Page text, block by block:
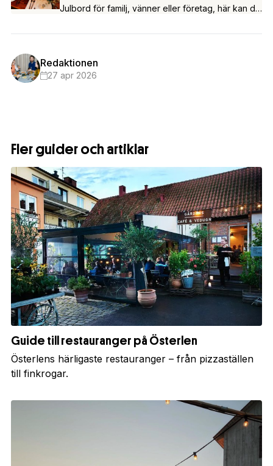
Julbord för familj, vänner eller företag, här kan du
Redaktionen
27 apr 2026
Fler guider och artiklar
Guide till restauranger på Österlen
Österlens härligaste restauranger – från pizzaställen
till finkrogar.